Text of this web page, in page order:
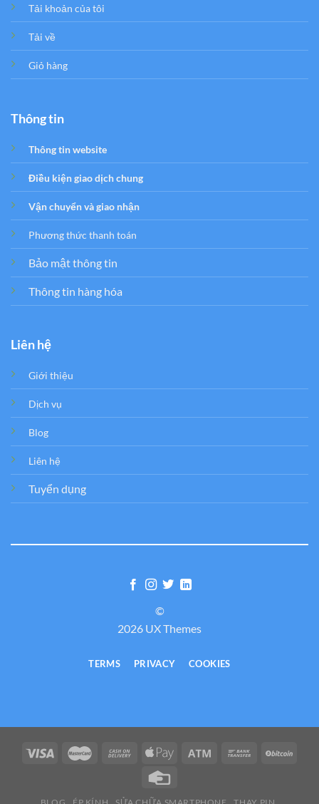
Tải khoản của tôi
Tải về
Giỏ hàng
Thông tin
Thông tin website
Điều kiện giao dịch chung
Vận chuyển và giao nhận
Phương thức thanh toán
Bảo mật thông tin
Thông tin hàng hóa
Liên hệ
Giới thiệu
Dịch vụ
Blog
Liên hệ
Tuyển dụng
©
2026 UX Themes
TERMS PRIVACY COOKIES